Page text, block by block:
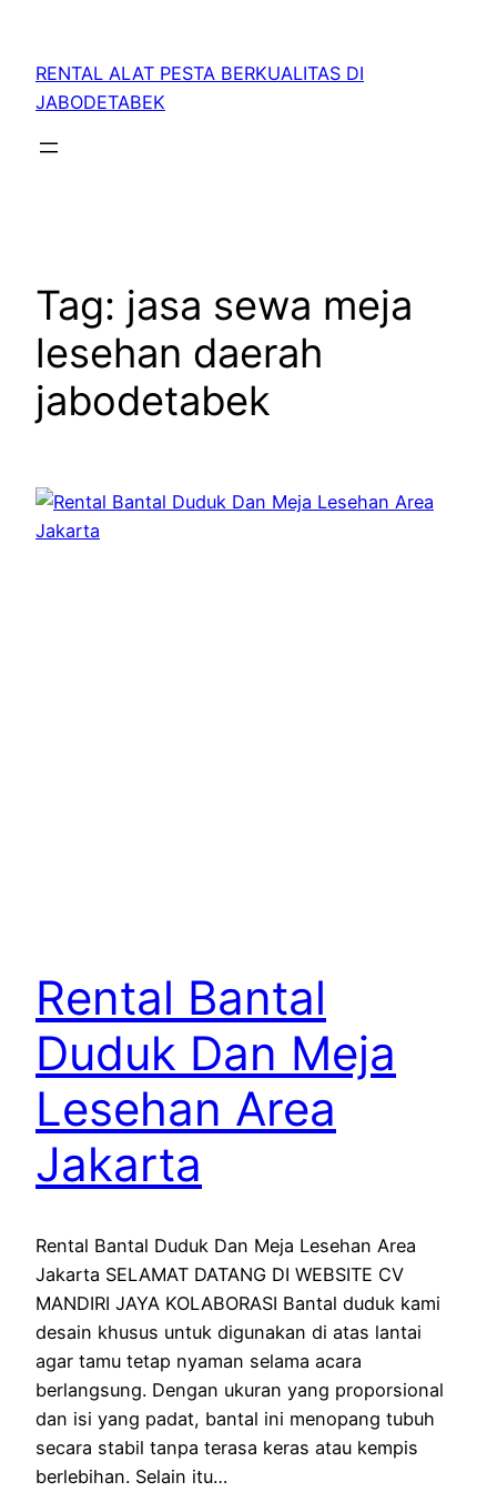
RENTAL ALAT PESTA BERKUALITAS DI
JABODETABEK
Tag: jasa sewa meja
lesehan daerah
jabodetabek
Rental Bantal
Duduk Dan Meja
Lesehan Area
Jakarta
Rental Bantal Duduk Dan Meja Lesehan Area
Jakarta SELAMAT DATANG DI WEBSITE CV
MANDIRI JAYA KOLABORASI Bantal duduk kami
desain khusus untuk digunakan di atas lantai
agar tamu tetap nyaman selama acara
berlangsung. Dengan ukuran yang proporsional
dan isi yang padat, bantal ini menopang tubuh
secara stabil tanpa terasa keras atau kempis
berlebihan. Selain itu…